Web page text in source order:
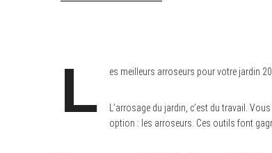
L es meilleurs arroseurs pour votre jardin
L’arrosage du jardin, c’est du travail.
option : les arroseurs. Ces outils font